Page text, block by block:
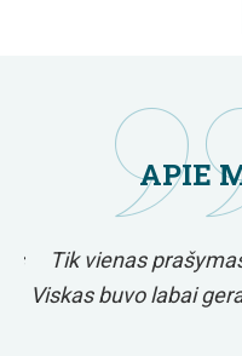
APIE
Tik vienas
Viskas buvo labai